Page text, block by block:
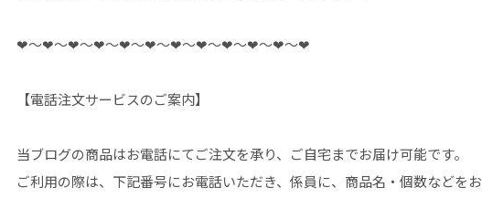
❤︎〜❤︎〜❤︎〜❤︎〜❤︎〜❤︎〜❤︎〜❤︎〜❤︎〜❤︎〜❤︎〜❤︎
【電話注文サービスのご案内】
当ブログの商品はお電話にてご注文を承り、ご自宅までお届け可能です。
ご利用の際は、下記番号にお電話いただき、係員に、商品名・個数などをお